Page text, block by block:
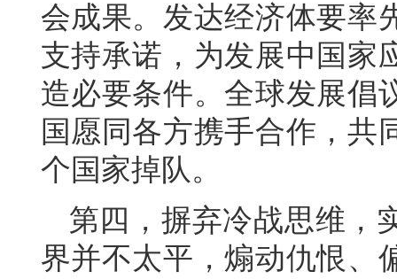
会成果。发达经济体要率
支持承诺，为发展中国家
造必要条件。全球发展倡
国愿同各方携手合作，共
个国家掉队。
第四，摒弃冷战思维，
界并不太平，煽动仇恨、